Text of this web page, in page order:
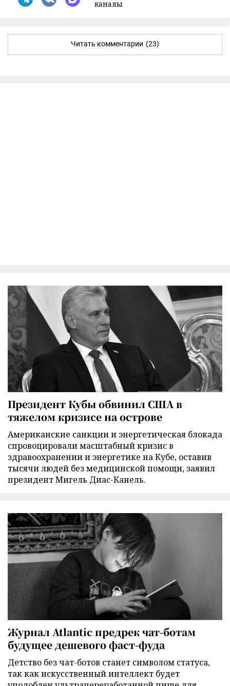
каналы
Читать комментарии (23)
Президент Кубы обвинил США в
тяжелом кризисе на острове
Американские санкции и энергетическая блокада
спровоцировали масштабный кризис в
здравоохранении и энергетике на Кубе, оставив
тысячи людей без медицинской помощи, заявил
президент Мигель Диас-Канель.
Журнал Atlantic предрек чат-ботам
будущее дешевого фаст-фуда
Детство без чат-ботов станет символом статуса,
так как искусственный интеллект будет